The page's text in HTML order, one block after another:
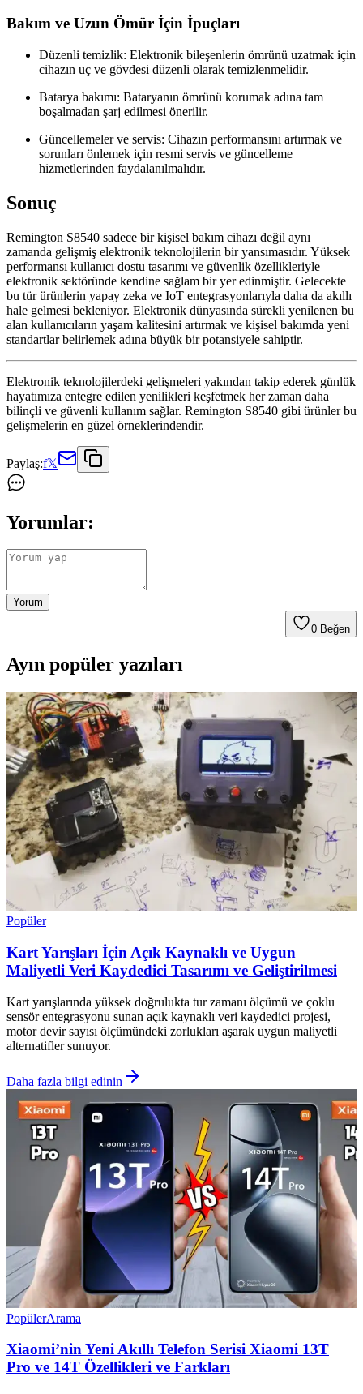
Bakım ve Uzun Ömür İçin İpuçları
Düzenli temizlik: Elektronik bileşenlerin ömrünü uzatmak için
cihazın uç ve gövdesi düzenli olarak temizlenmelidir.
Batarya bakımı: Bataryanın ömrünü korumak adına tam
boşalmadan şarj edilmesi önerilir.
Güncellemeler ve servis: Cihazın performansını artırmak ve
sorunları önlemek için resmi servis ve güncelleme
hizmetlerinden faydalanılmalıdır.
Sonuç
Remington S8540 sadece bir kişisel bakım cihazı değil aynı
zamanda gelişmiş elektronik teknolojilerin bir yansımasıdır. Yüksek
performansı kullanıcı dostu tasarımı ve güvenlik özellikleriyle
elektronik sektöründe kendine sağlam bir yer edinmiştir. Gelecekte
bu tür ürünlerin yapay zeka ve IoT entegrasyonlarıyla daha da akıllı
hale gelmesi bekleniyor. Elektronik dünyasında sürekli yenilenen bu
alan kullanıcıların yaşam kalitesini artırmak ve kişisel bakımda yeni
standartlar belirlemek adına büyük bir potansiyele sahiptir.
Elektronik teknolojilerdeki gelişmeleri yakından takip ederek günlük
hayatımıza entegre edilen yenilikleri keşfetmek her zaman daha
bilinçli ve güvenli kullanım sağlar. Remington S8540 gibi ürünler bu
gelişmelerin en güzel örneklerindendir.
Paylaş:f𝕏
Yorumlar:
Yorum
0 Beğen
Ayın popüler yazıları
Popüler
Kart Yarışları İçin Açık Kaynaklı ve Uygun
Maliyetli Veri Kaydedici Tasarımı ve Geliştirilmesi
Kart yarışlarında yüksek doğrulukta tur zamanı ölçümü ve çoklu
sensör entegrasyonu sunan açık kaynaklı veri kaydedici projesi,
motor devir sayısı ölçümündeki zorlukları aşarak uygun maliyetli
alternatifler sunuyor.
Daha fazla bilgi edinin
PopülerArama
Xiaomi’nin Yeni Akıllı Telefon Serisi Xiaomi 13T
Pro ve 14T Özellikleri ve Farkları